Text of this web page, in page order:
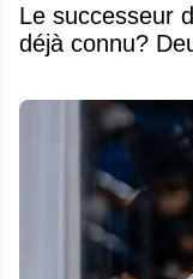
Le successeur
déjà connu?